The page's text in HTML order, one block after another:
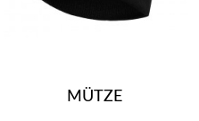
MÜTZE